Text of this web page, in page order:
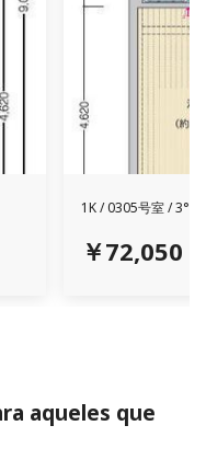
1K /0305号室 /3°
￥72,050
aqueles que